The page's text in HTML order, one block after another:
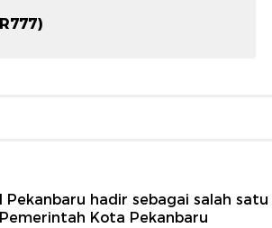
Pekanbaru hadir sebagai salah satu
Kota Pekanbaru